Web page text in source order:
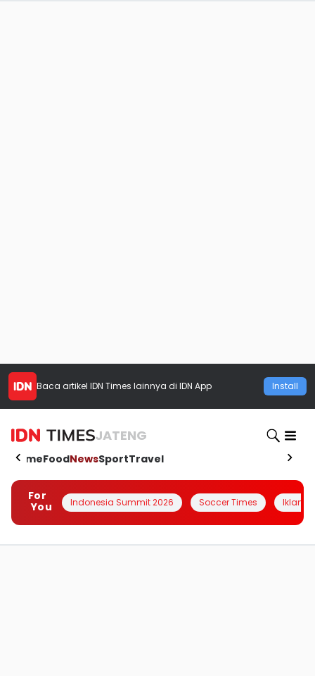
Baca artikel IDN Times lainnya di IDN App Install
JATENG
HomeFoodNewsSportTravel
For
You
Indonesia Summit 2026 Soccer Times Iklanin